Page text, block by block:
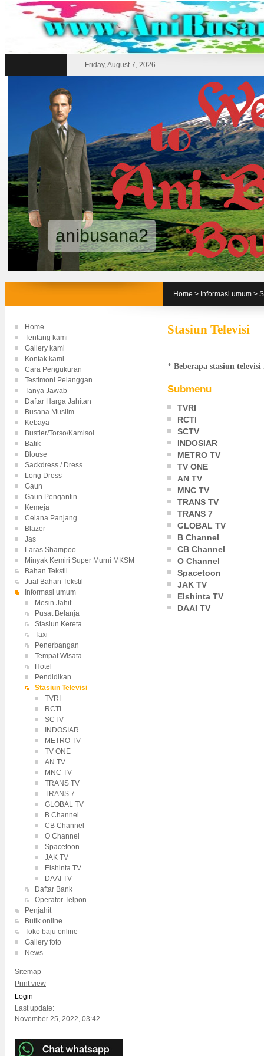
Friday, August 7, 2026
Home > Informasi umum >
Home
Tentang kami
Gallery kami
Kontak kami
Cara Pengukuran
Testimoni Pelanggan
Tanya Jawab
Daftar Harga Jahitan
Busana Muslim
Kebaya
Bustier/Torso/Kamisol
Batik
Blouse
Sackdress / Dress
Long Dress
Gaun
Gaun Pengantin
Kemeja
Celana Panjang
Blazer
Jas
Laras Shampoo
Minyak Kemiri Super Murni MKSM
Bahan Tekstil
Jual Bahan Tekstil
Informasi umum
Mesin Jahit
Pusat Belanja
Stasiun Kereta
Taxi
Penerbangan
Tempat Wisata
Hotel
Pendidikan
Stasiun Televisi
TVRI
RCTI
SCTV
INDOSIAR
METRO TV
TV ONE
AN TV
MNC TV
TRANS TV
TRANS 7
GLOBAL TV
B Channel
CB Channel
O Channel
Spacetoon
JAK TV
Elshinta TV
DAAI TV
Daftar Bank
Operator Telpon
Penjahit
Butik online
Toko baju online
Gallery foto
News
Sitemap
Print view
Login
Last update:
November 25, 2022, 03:42
Stasiun Televisi
* Beberapa stasiun
Submenu
TVRI
RCTI
SCTV
INDOSIAR
METRO TV
TV ONE
AN TV
MNC TV
TRANS TV
TRANS 7
GLOBAL TV
B Channel
CB Channel
O Channel
Spacetoon
JAK TV
Elshinta TV
DAAI TV